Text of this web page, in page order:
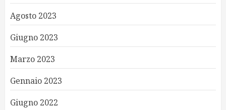
Agosto 2023
Giugno 2023
Marzo 2023
Gennaio 2023
Giugno 2022